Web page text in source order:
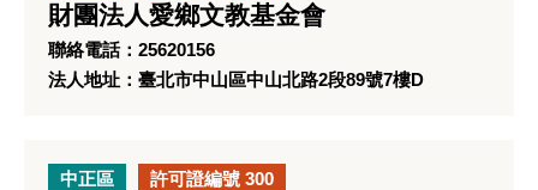
財團法人愛鄉文教基金會
聯絡電話：25620156
法人地址：臺北市中山區中山北路2段89號7樓D
中正區 許可證編號 300